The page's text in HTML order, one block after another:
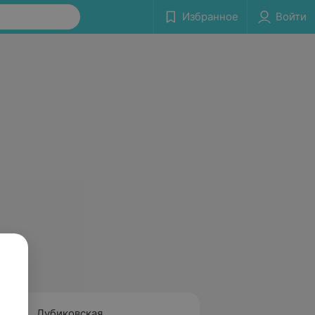
Избранное Войти